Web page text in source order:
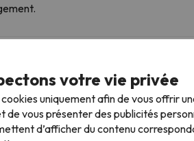
ce logement.votre vie privée
cookies uniquement afin de vous offrir
de vous présenter des publicités
d’afficher du contenu